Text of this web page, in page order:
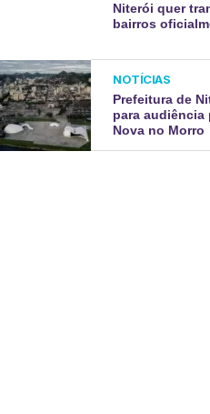
Niterói quer
bairros
NOTÍCIAS
Prefeitura de
para audiência
Nova no Morro